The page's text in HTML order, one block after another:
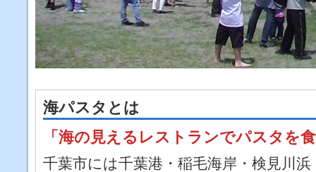
海パスタとは
「海の見えるレストランでパスタを
千葉市には千葉港・稲毛海岸・検見川